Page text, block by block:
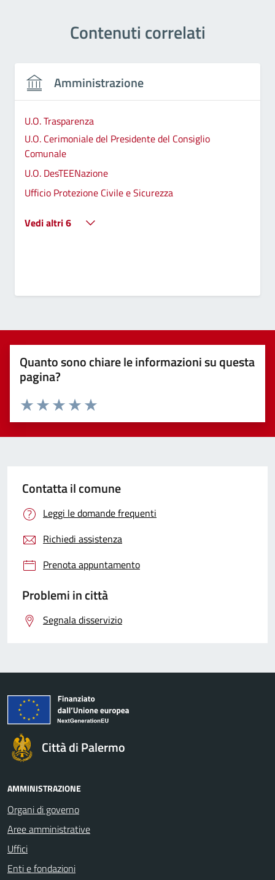
Contenuti correlati
Amministrazione
U.O. Trasparenza
U.O. Cerimoniale del Presidente del Consiglio
Comunale
U.O. DesTEENazione
Ufficio Protezione Civile e Sicurezza
Vedi altri 6
Quanto sono chiare le informazioni su questa
pagina?
Valuta 5 stelle su 5
Valuta 4 stelle su 5
Valuta 3 stelle su 5
Valuta 2 stelle su 5
Valuta 1 stelle su 5
Contatta il comune
Leggi le domande frequenti
Richiedi assistenza
Prenota appuntamento
Problemi in città
Segnala disservizio
Città di Palermo
AMMINISTRAZIONE
Organi di governo
Aree amministrative
Uffici
Enti e fondazioni